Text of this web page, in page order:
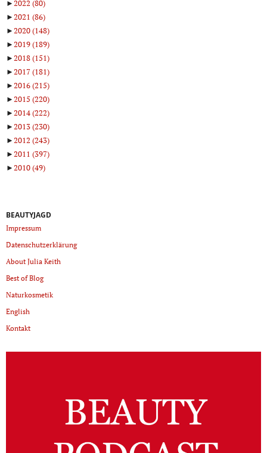
►2022 (80)
►2021 (86)
►2020(148)
►2019(189)
►2018(151)
►2017(181)
►2016(215)
►2015 (220)
►2014(222)
►2013(230)
►2012 (243)
►2011 (397)
►2010(49)
BEAUTYJAGD
Impressum
Datenschutzerklärung
About Julia Keith
Best of Blog
Naturkosmetik
English
Kontakt